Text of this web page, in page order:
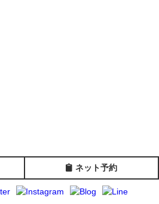
ネット予約